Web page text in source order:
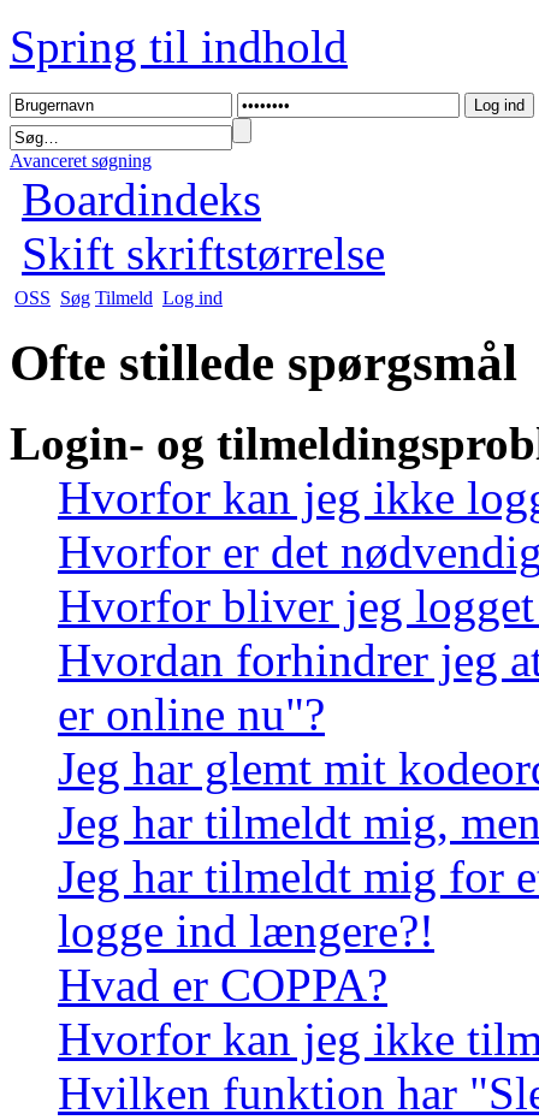
Spring til indhold
Avanceret søgning
Boardindeks
Skift skriftstørrelse
OSS Søg Tilmeld Log ind
Ofte stillede spørgsmål
Login- og
Hvorfor kan jeg ikke
Hvorfor er det
Hvorfor bliver jeg
Hvordan forhindrer jeg
er online nu"?
Jeg har glemt mit
Jeg har tilmeldt mig,
Jeg har tilmeldt mig for
logge ind længere?!
Hvad er COPPA?
Hvorfor kan jeg ikke
Hvilken funktion har